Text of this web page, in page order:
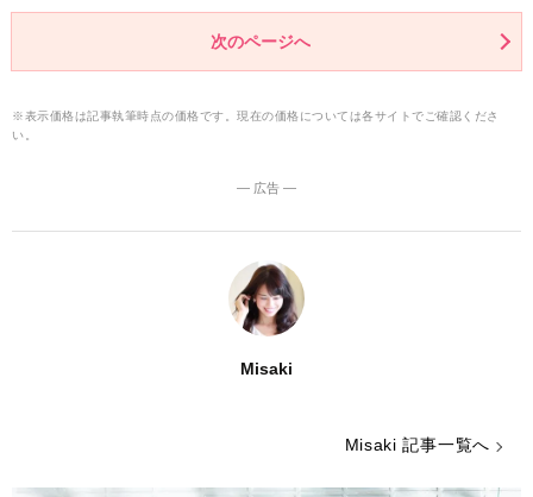
次のページへ
※表示価格は記事執筆時点の価格です。現在の価格については各サイトでご確認くださ
い。
― 広告 ―
Misaki
Misaki 記事一覧へ